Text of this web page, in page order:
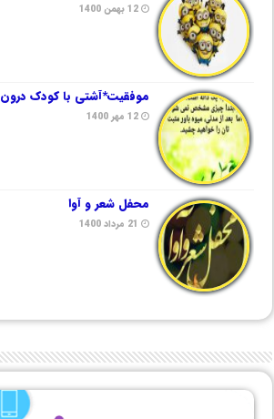
12 بهمن 1400
موفقیت*آشتی با کودک درون
12 مهر 1400
محفل شعر و آوا
21 مرداد 1400